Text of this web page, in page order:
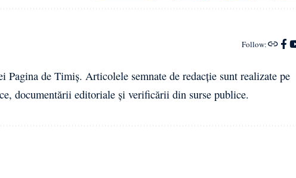
Follow:
de Timiș. Articolele semnate de redacție sunt realizate pe
documentării editoriale și verificării din surse publice.